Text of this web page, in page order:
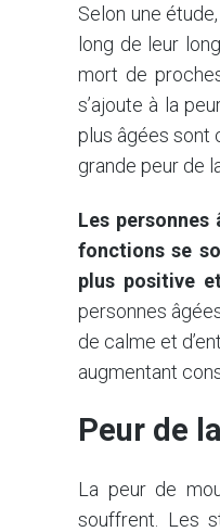
Selon une
long de leur
mort de
s’ajoute à la
plus âgées sont
grande peur de
Les
fonctions se
plus positive
personnes
de calme et
augmentant
Peur de
La peur de
souffrent. Les